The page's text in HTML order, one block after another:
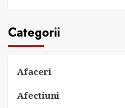
Categorii
Afaceri
Afectiuni